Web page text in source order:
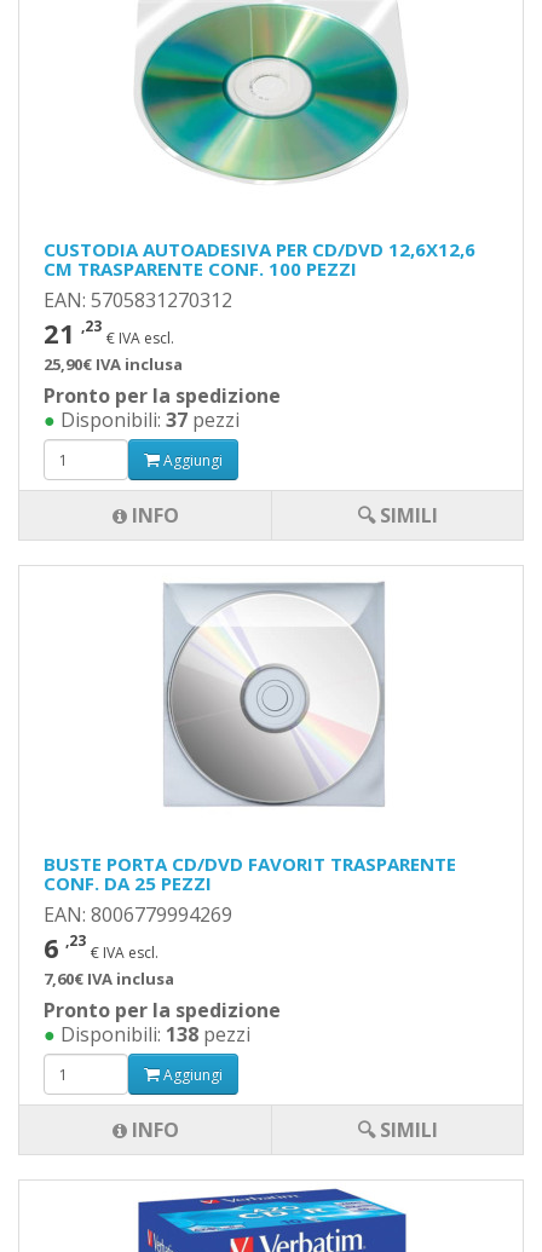
CUSTODIA AUTOADESIVA PER CD/DVD 12,6X12,6
CM TRASPARENTE CONF. 100 PEZZI
EAN: 5705831270312
21 ,23
€ IVA escl.
25,90€ IVA inclusa
Pronto per la spedizione
● Disponibili: 37 pezzi
Aggiungi
INFO 🔍 SIMILI
BUSTE PORTA CD/DVD FAVORIT TRASPARENTE
CONF. DA 25 PEZZI
EAN: 8006779994269
6 ,23
€ IVA escl.
7,60€ IVA inclusa
Pronto per la spedizione
● Disponibili: 138 pezzi
Aggiungi
INFO 🔍 SIMILI